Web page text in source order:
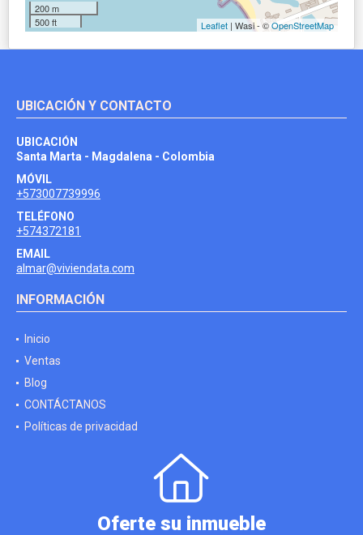
200 m
500 ft
Leaflet | Wasi - ©OpenStreetMap
UBICACIÓN Y CONTACTO
UBICACIÓN
Santa Marta - Magdalena - Colombia
MÓVIL
+573007739996
TELÉFONO
+574372181
EMAIL
almar@viviendata.com
INFORMACIÓN
Inicio
Ventas
Blog
CONTÁCTANOS
Políticas de privacidad
Oferte su inmueble